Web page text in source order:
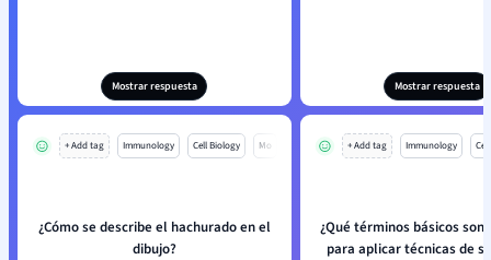
Mostrar respuesta Mostrar respuesta
+ Add tag Immunology Cell Biology Mo
¿Cómo se describe el hachurado en el
dibujo?
+ Add tag Immunology
¿Qué términos básicos son
para aplicar técnicas de